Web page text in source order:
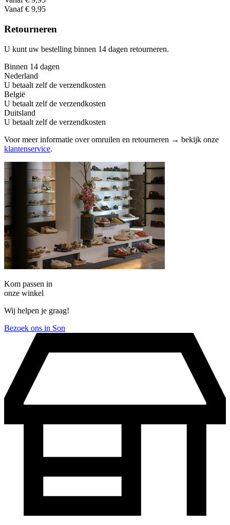
Vanaf € 9,95
Retourneren
U kunt uw bestelling binnen 14 dagen retourneren.
Binnen 14 dagen
Nederland
U betaalt zelf de verzendkosten
België
U betaalt zelf de verzendkosten
Duitsland
U betaalt zelf de verzendkosten
Voor meer informatie over omruilen en retourneren → bekijk onze
klantenservice.
Kom passen in
onze winkel
Wij helpen je graag!
Bezoek ons in Son